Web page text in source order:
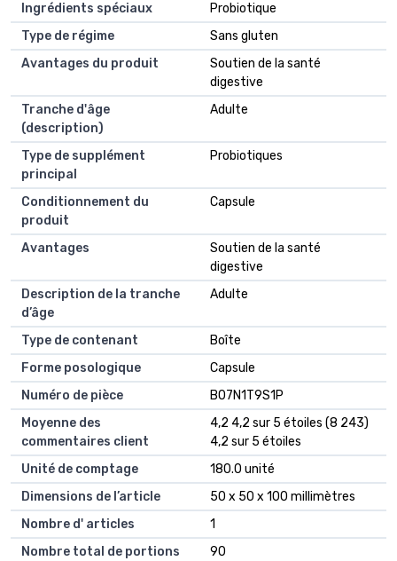
Ingrédients spéciaux
Probiotique
Type de régime
Sans gluten
Avantages du produit
Soutien de la santé
digestive
Tranche d'âge
(description)
Adulte
Type de supplément
principal
Probiotiques
Conditionnement du
produit
Capsule
Avantages
Soutien de la santé
digestive
Description de la tranche
d’âge
Adulte
Type de contenant
Boîte
Forme posologique
Capsule
Numéro de pièce
B07N1T9S1P
Moyenne des
commentaires client
4,2 4,2 sur 5 étoiles (8 243)
4,2 sur 5 étoiles
Unité de comptage
180.0 unité
Dimensions de l’article
50 x 50 x 100 millimètres
Nombre d' articles
1
Nombre total de portions
90